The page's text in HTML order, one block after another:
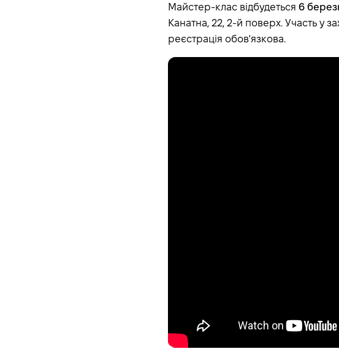
Майстер-клас відбудеться 6
Канатна, 22, 2-й поверх. Участь у
реєстрація обов'язкова.